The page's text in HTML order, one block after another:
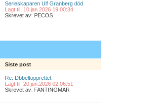
Serieskaparen Ulf Granberg död
Lagt til: 10.jan.2026 19:00:34
Skrevet av: PECOS
Siste post
Re: Dbbeltopprettet
Lagt til: 20.jun.2026 02:06:51
Skrevet av: FANTINGMAR